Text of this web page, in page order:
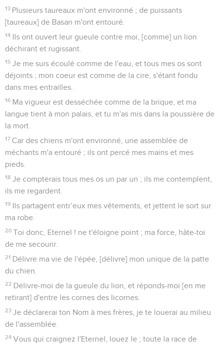
13 Plusieurs taureaux m'ont environné ; de puissants
[taureaux] de Basan m'ont entouré.
14 Ils ont ouvert leur gueule contre moi, [comme] un lion
déchirant et rugissant.
15 Je me suis écoulé comme de l'eau, et tous mes os sont
déjoints ; mon coeur est comme de la cire, s'étant fondu
dans mes entrailles.
16 Ma vigueur est desséchée comme de la brique, et ma
langue tient à mon palais, et tu m'as mis dans la poussière de
la mort.
17 Car des chiens m'ont environné, une assemblée de
méchants m'a entouré ; ils ont percé mes mains et mes
pieds.
18 Je compterais tous mes os un par un ; ils me contemplent,
ils me regardent.
19 Ils partagent entr’eux mes vêtements, et jettent le sort sur
ma robe.
20 Toi donc, Eternel ! ne t'éloigne point ; ma force, hâte-toi
de me secourir.
21 Délivre ma vie de l'épée, [délivre] mon unique de la patte
du chien.
22 Délivre-moi de la gueule du lion, et réponds-moi [en me
retirant] d'entre les cornes des licornes.
23 Je déclarerai ton Nom à mes frères, je te louerai au milieu
de l'assemblée.
24 Vous qui craignez l'Eternel, louez le ; toute la race de